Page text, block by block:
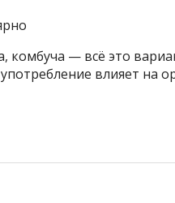
комбуча — всё это
влияет на